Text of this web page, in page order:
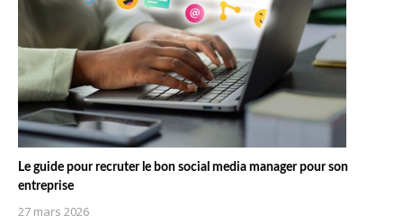
Le guide pour recruter le bon social media manager pour son
entreprise
27 mars 2026